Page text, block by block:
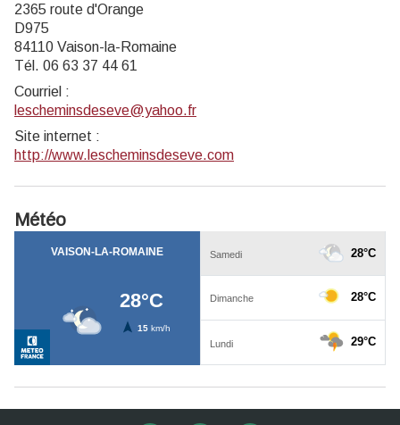
2365 route d'Orange
D975
84110 Vaison-la-Romaine
Tél. 06 63 37 44 61
Courriel :
lescheminsdeseve@yahoo.fr
Site internet :
http://www.lescheminsdeseve.com
Météo